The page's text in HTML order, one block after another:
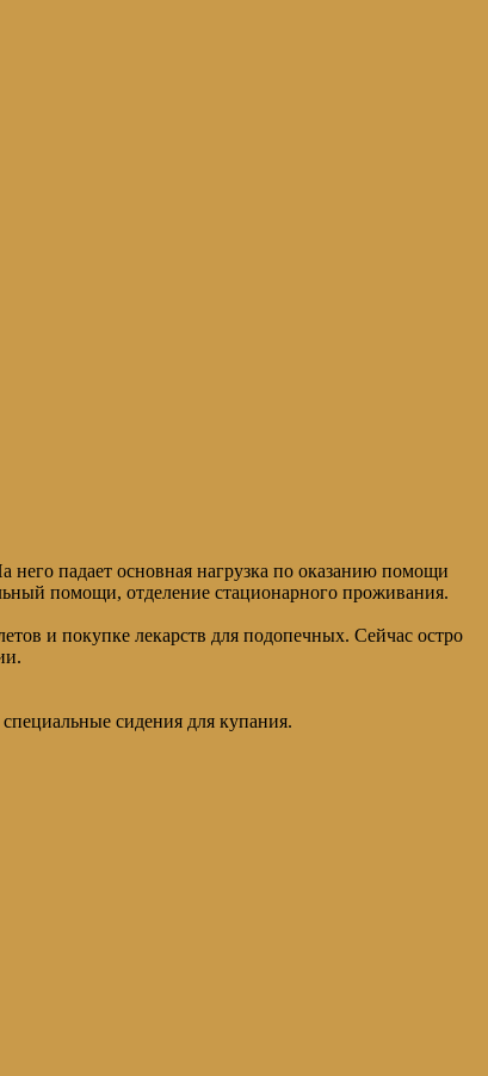
падает основная нагрузка по оказанию помощи
помощи, отделение стационарного проживания.
и покупке лекарств для подопечных. Сейчас остро
сидения для купания.